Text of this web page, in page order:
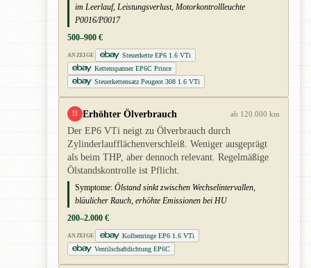
im Leerlauf, Leistungsverlust, Motorkontrollleuchte
P0016/P0017
500–900 €
ANZEIGE
Steuerkette EP6 1.6 VTi
Kettenspanner EP6C Prince
Steuerkettensatz Peugeot 308 1.6 VTi
!! Erhöhter Ölverbrauch ab 120.000 km
Der EP6 VTi neigt zu Ölverbrauch durch
Zylinderlaufflächenverschleiß. Weniger ausgeprägt
als beim THP, aber dennoch relevant. Regelmäßige
Ölstandskontrolle ist Pflicht.
Symptome: Ölstand sinkt zwischen Wechselintervallen,
bläulicher Rauch, erhöhte Emissionen bei HU
200–2.000 €
ANZEIGE
Kolbenringe EP6 1.6 VTi
Ventilschaftdichtung EP6C